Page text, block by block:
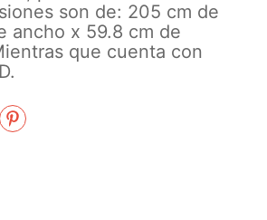
son de: 205 cm de
ancho x 59.8 cm de
que cuenta con